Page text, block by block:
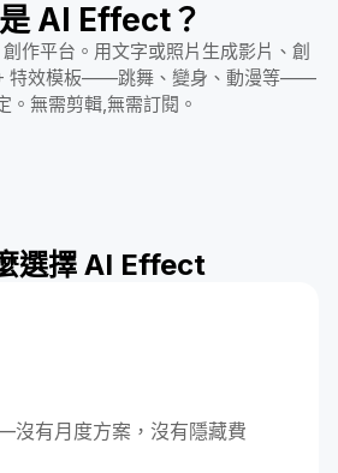
AI Effect？
作平台。用文字或照片生成影片、創
特效模板——跳舞、變身、動漫等——
。無需剪輯,無需訂閱。
選擇 AI Effect
有月度方案，沒有隱藏費